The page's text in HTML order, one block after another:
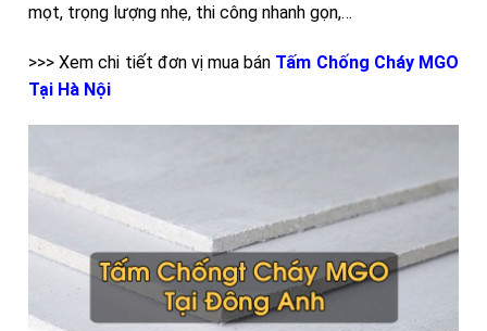
mọt, trọng lượng nhẹ, thi công nhanh gọn,…
>>> Xem chi tiết đơn vị mua bán Tấm Chống Cháy MGO
Tại Hà Nội